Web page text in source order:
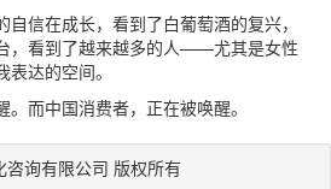
信在成长，看到了白葡萄酒的复兴，
，看到了越来越多的人——尤其是女性
达的空间。
而中国消费者，正在被唤醒。
咨询有限公司 版权所有